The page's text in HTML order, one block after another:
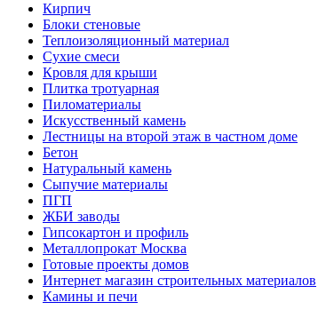
Кирпич
Блоки стеновые
Теплоизоляционный материал
Сухие смеси
Кровля для крыши
Плитка тротуарная
Пиломатериалы
Искусственный камень
Лестницы на второй этаж в частном доме
Бетон
Натуральный камень
Сыпучие материалы
ПГП
ЖБИ заводы
Гипсокартон и профиль
Металлопрокат Москва
Готовые проекты домов
Интернет магазин строительных материалов
Камины и печи